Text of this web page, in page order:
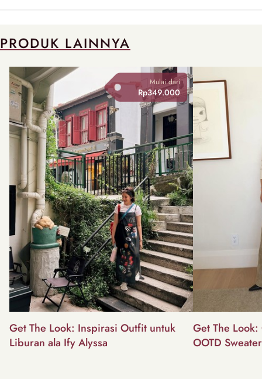
PRODUK LAINNYA
Mulai dari
Rp349.000
Get The Look: Inspirasi Outfit untuk
Liburan ala Ify Alyssa
Get The
OOTD